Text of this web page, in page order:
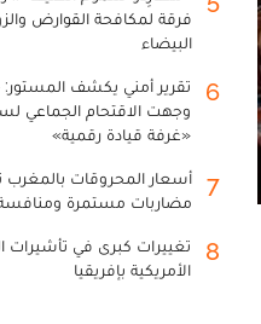
فرقة لمكافحة القوارض
البيضاء
6
تقرير أمني يكشف المستور:
وجهت الاقتحام الجماعي
«غرفة قيادة رقمية»
7
أسعار المحروقات بالمغرب
مضاربات مستمرة
8
تغييرات كبرى في تأشيرات
الأمريكية بإفريقيا